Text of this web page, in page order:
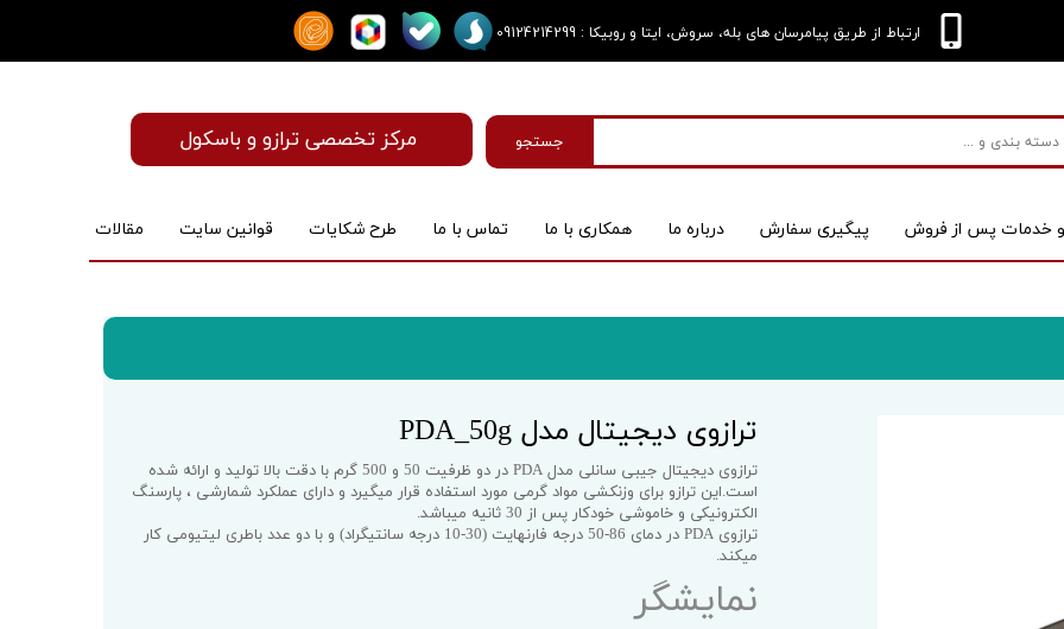
ارتباط از طریق پیامرسان های بله، سروش، ایتا و روبیکا : 09124214299
جستجو مرکز تخصصی ترازو و باسکول
و خدمات پس از فروش پیگیری سفارش درباره‌ ما همکاری با ما تماس با ما طرح شکایات قوانین سایت مقالات
ترازوی دیجیتال مدل PDA_50g
ترازوی دیجیتال جیبی سانلی مدل PDA در دو ظرفیت 50 و 500 گرم با دقت بالا تولید و ارائه شده
است.این ترازو برای وزنکشی مواد گرمی مورد استفاده قرار میگیرد و دارای عملکرد شمارشی ، پارسنگ
الکترونیکی و خاموشی خودکار پس از 30 ثانیه میباشد.
ترازوی PDA در دمای 86-50 درجه فارنهایت (30-10 درجه سانتیگراد) و با دو عدد باطری لیتیومی کار
میکند.
نمایشگر